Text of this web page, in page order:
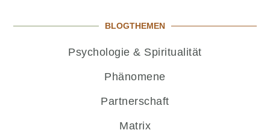
BLOGTHEMEN
Psychologie & Spiritualität
Phänomene
Partnerschaft
Matrix